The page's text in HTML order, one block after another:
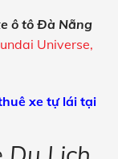
ô tô Đà Nẵng
Universe,
xe tự lái tại